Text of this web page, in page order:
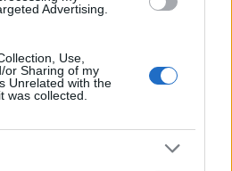
Advertising.
Use,
or Sharing of my
Unrelated with the
was collected.
I år øker han
og i3, med en hardere
samme, bare litt mer av alt,